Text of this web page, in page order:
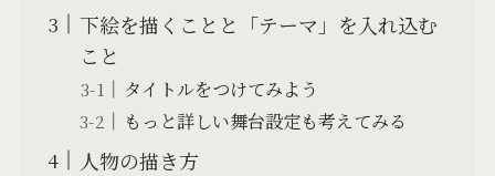
下絵を描くことと「テーマ」を入れ込む
こと
タイトルをつけてみよう
もっと詳しい舞台設定も考えてみる
人物の描き方